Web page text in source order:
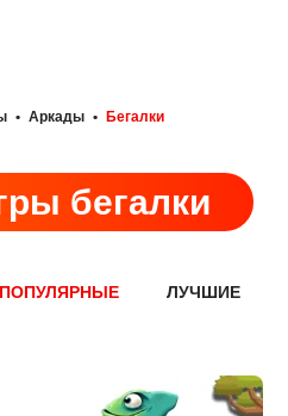
• Аркады • Бегалки
бегалки
ПОПУЛЯРНЫЕ ЛУЧШИЕ